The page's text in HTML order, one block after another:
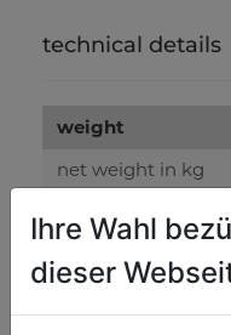
technical details
weight
net weight in kg
packaging
Ihre Wahl
dieser